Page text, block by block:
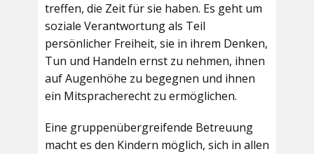
treffen, die Zeit für sie haben. Es geht um
soziale Verantwortung als Teil
persönlicher Freiheit, sie in ihrem Denken,
Tun und Handeln ernst zu nehmen, ihnen
auf Augenhöhe zu begegnen und ihnen
ein Mitspracherecht zu ermöglichen.
Eine gruppenübergreifende Betreuung
macht es den Kindern möglich, sich in allen